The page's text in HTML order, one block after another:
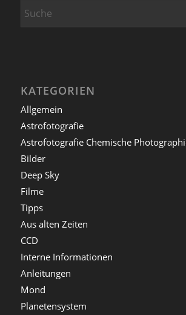
KATEGORIEN
Allgemein
Astrofotografie
Astrofotografie Chemische
Bilder
Deep Sky
Filme
Tipps
Aus alten Zeiten
CCD
Interne Informationen
Anleitungen
Mond
Planetensystem